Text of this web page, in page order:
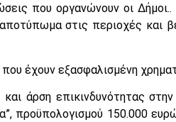
που οργανώνουν οι
στις περιοχές και
έχουν εξασφαλισμένη
άρση επικινδυνότητας
προϋπολογισμού 150.000